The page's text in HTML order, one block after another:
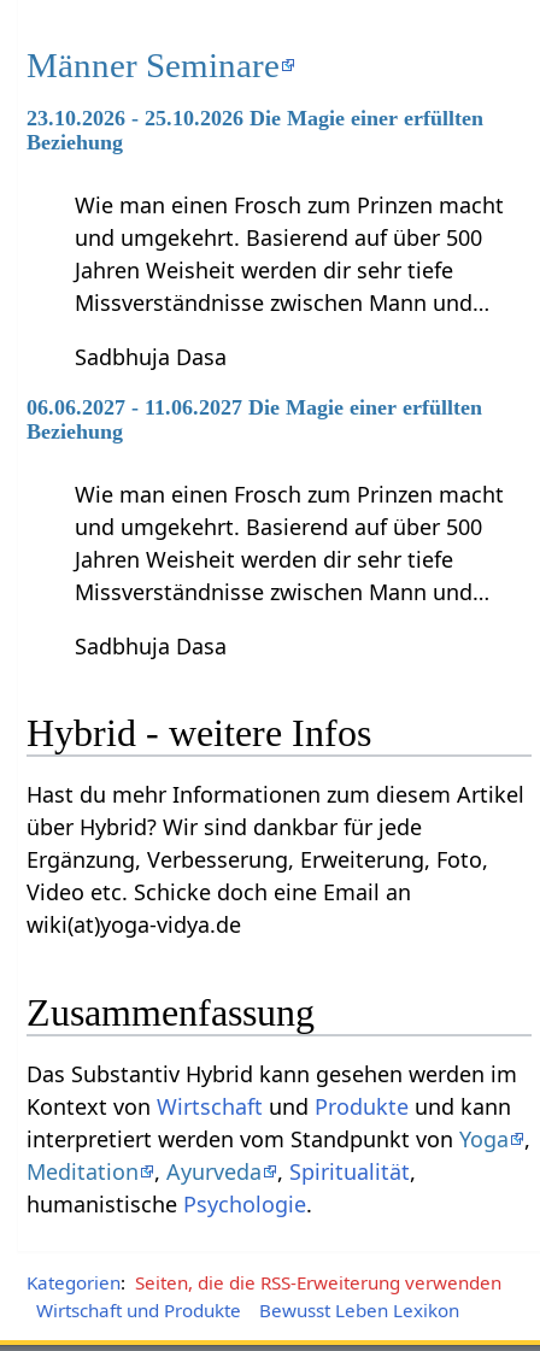
Männer Seminare
23.10.2026 - 25.10.2026 Die Magie einer erfüllten
Beziehung
Wie man einen Frosch zum Prinzen macht
und umgekehrt. Basierend auf über 500
Jahren Weisheit werden dir sehr tiefe
Missverständnisse zwischen Mann und…
Sadbhuja Dasa
06.06.2027 - 11.06.2027 Die Magie einer erfüllten
Beziehung
Wie man einen Frosch zum Prinzen macht
und umgekehrt. Basierend auf über 500
Jahren Weisheit werden dir sehr tiefe
Missverständnisse zwischen Mann und…
Sadbhuja Dasa
Hybrid‏‎ - weitere Infos
Hast du mehr Informationen zum diesem Artikel
über Hybrid‏‎? Wir sind dankbar für jede
Ergänzung, Verbesserung, Erweiterung, Foto,
Video etc. Schicke doch eine Email an
wiki(at)yoga-vidya.de
Zusammenfassung
Das Substantiv Hybrid‏‎ kann gesehen werden im
Kontext vonWirtschaft und Produkte und kann
interpretiert werden vom Standpunkt vonYoga
,
Meditation
,Ayurveda , Spiritualität,
humanistische Psychologie.
Kategorien: Seiten, die die RSS-Erweiterung verwenden
Wirtschaft und Produkte
Bewusst Leben Lexikon